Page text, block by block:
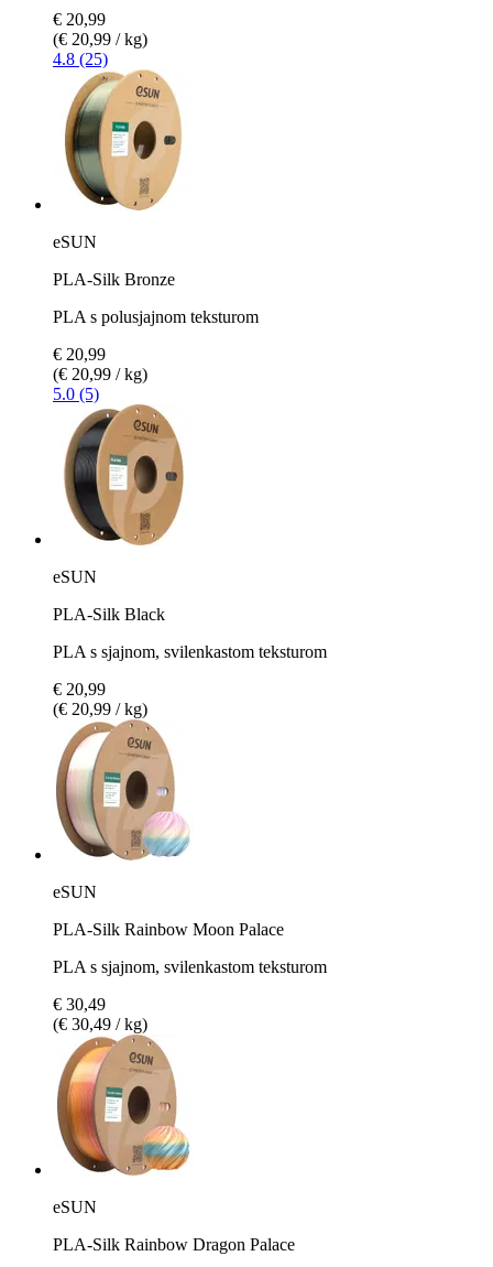
€ 20,99
(€ 20,99 / kg)
4.8 (25)
eSUN
PLA-Silk Bronze
PLA s polusjajnom teksturom
€ 20,99
(€ 20,99 / kg)
5.0 (5)
eSUN
PLA-Silk Black
PLA s sjajnom, svilenkastom teksturom
€ 20,99
(€ 20,99 / kg)
eSUN
PLA-Silk Rainbow Moon Palace
PLA s sjajnom, svilenkastom teksturom
€ 30,49
(€ 30,49 / kg)
eSUN
PLA-Silk Rainbow Dragon Palace